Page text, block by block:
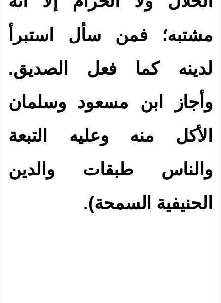
مشتبه؛ فمن سأل استبرأ
لدينه كما فعل الصديق.
وأجاز ابن مسعود وسلمان
الأكل منه وعليه التبعة
والناس طبقات والدين
الحنيفية السمحة).